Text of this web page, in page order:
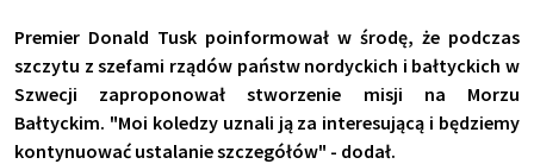
Premier Donald Tusk poinformował w środę, że podczas
szczytu z szefami rządów państw nordyckich i bałtyckich w
Szwecji zaproponował stworzenie misji na Morzu
Bałtyckim. "Moi koledzy uznali ją za interesującą i będziemy
kontynuować ustalanie szczegółów" - dodał.